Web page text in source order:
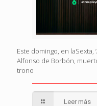
Este domingo, en laSexta,
Alfonso de Borbón,
trono
Leer más